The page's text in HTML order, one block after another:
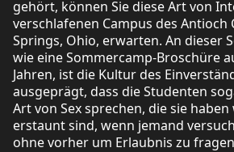
gehört, können Sie diese Art von
verschlafenen Campus des Antioch
Springs, Ohio, erwarten. An dieser
wie eine Sommercamp-Broschüre
Jahren, ist die Kultur des
ausgeprägt, dass die Studenten
Art von Sex sprechen, die sie
erstaunt sind, wenn jemand
ohne vorher um Erlaubnis zu